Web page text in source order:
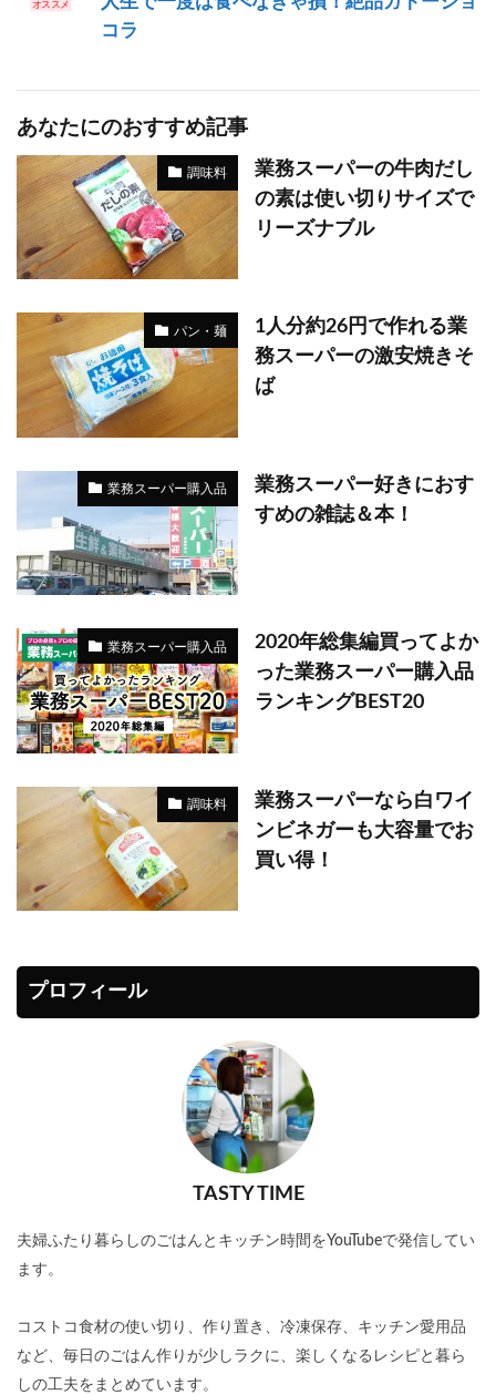
コラ
あなたにのおすすめ記事
調味料
業務スーパーの牛肉だし
の素は使い切りサイズで
リーズナブル
パン・麺
1人分約26円で作れる業
務スーパーの激安焼きそ
ば
業務スーパー購入品
業務スーパー好きにおす
すめの雑誌＆本！
業務スーパー購入品
2020年総集編買ってよか
った業務スーパー購入品
ランキングBEST20
調味料
業務スーパーなら白ワイ
ンビネガーも大容量でお
買い得！
プロフィール
TASTY TIME
夫婦ふたり暮らしのごはんとキッチン時間をYouTubeで発信してい
ます。
コストコ食材の使い切り、作り置き、冷凍保存、キッチン愛用品
など、毎日のごはん作りが少しラクに、楽しくなるレシピと暮ら
しの工夫をまとめています。